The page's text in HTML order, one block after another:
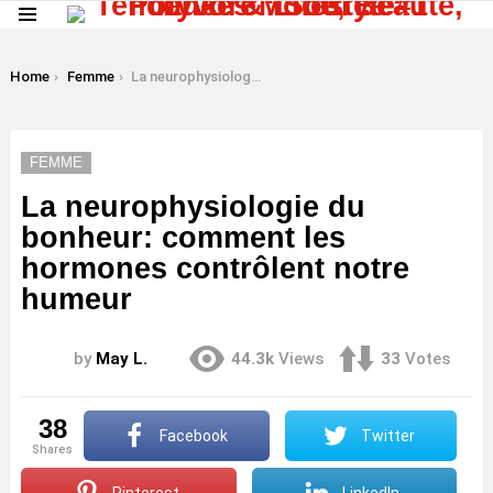
You are here:
Home Femme La neurophysiologie du bonheur: comment les hormones contrôlent notre humeur
FEMME
La neurophysiologie du
bonheur: comment les
hormones contrôlent notre
humeur
by May L. 44.3k Views 33 Votes
38
shares
Facebook Twitter